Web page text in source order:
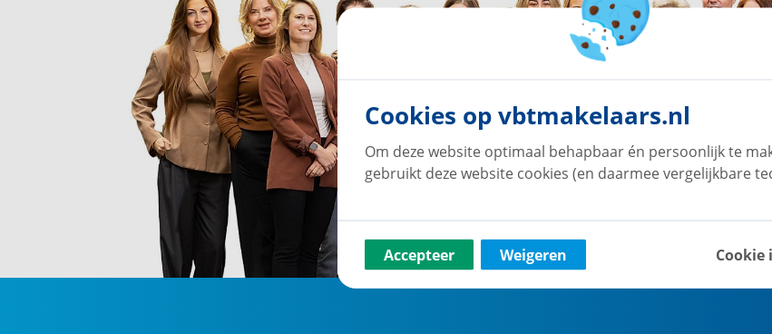
Cookies op vbtmakelaars.nl
Om deze website optimaal behapbaar én persoonlijk te
gebruikt deze website cookies (en daarmee vergelijkbare
Accepteer Weigeren Cookie